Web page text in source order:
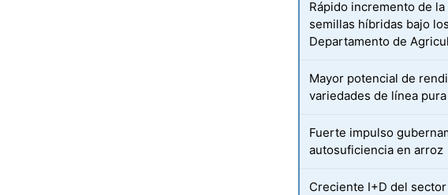
Rápido incremento de
semillas híbridas bajo
Departamento de
Mayor potencial de
variedades de línea pura
Fuerte impulso
autosuficiencia en arroz
Creciente I+D del